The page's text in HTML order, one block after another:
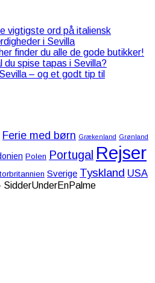
vigtigste ord på italiensk
i Sevilla
finder du alle de gode butikker!
du spise tapas i Sevilla?
– og et godt tip til
Ferie med børn Grækenland Grønland
Polen Portugal Rejser
Sverige Tyskland USA